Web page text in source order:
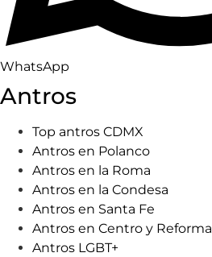
WhatsApp
Antros
Top antros CDMX
Antros en Polanco
Antros en la Roma
Antros en la Condesa
Antros en Santa Fe
Antros en Centro y Reforma
Antros LGBT+